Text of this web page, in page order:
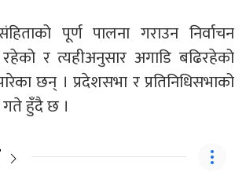
पूर्ण पालना गराउन निर्वाचन
र त्यहीअनुसार अगाडि बढिरहेको
छन् । प्रदेशसभा र प्रतिनिधिसभाको
गते हुँदै छ ।